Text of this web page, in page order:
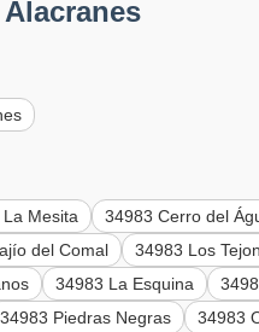
Mesita 34983 Cerro del
del Comal 34983 Los
34983 La Esquina
34983 Piedras Negras 34983